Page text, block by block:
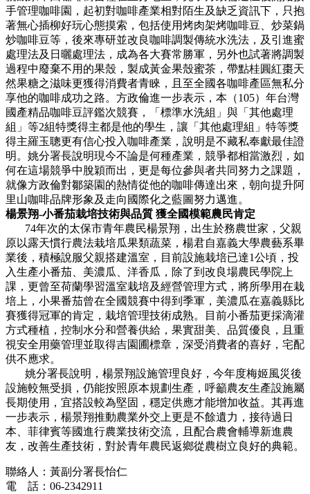
手管理咖啡園，起初對咖啡產業相對陌生及缺乏資訊下，只抱
著無心插柳好玩心態摸索，包括使用烤肉架烤咖啡豆、炒菜鍋
炒咖啡豆等，後來專研並改良咖啡調製傳統水洗法，及引進蜜
處理法及日曬處理法，成為各大賽常勝軍，另外也試著將調製
過程中廢棄不用的果殼，製成黃金果殼蜜茶，帶點桂圓紅棗天
然果糖之滋味更獲得消費者青睞，且至全國各咖啡產區無私分
享他的咖啡成功之路。方政倫進一步表示，本（105）年台灣
國產精品咖啡豆評鑑次競賽，「標準水洗組」與「其他處理
組」等2組特獎得主都是他的學生，讓「其他處理組」特等獎
得主羅玉聰更有信心投入咖啡產業，說明是不藏私奉獻最佳證
明。姚分署長說明現今不論是何種產業，競爭都相當激烈，如
何在這場競爭中脫穎而出，更是每位參與者共同努力之課題，
就像方政倫對鄒築園的熱情從他的咖啡傳達出來，朝向提升阿
里山咖啡品牌形象及走向國際化之藍圖努力邁進。
楊景翔-小番茄栽培技術與品質 獲全國模範農民肯定
74年次的太保市青年農民楊景翔，出生於務農世家，父親
原以露天慣行農法栽培瓜果類蔬菜，楊君自嘉義大學農藝系畢
業後，積極說服父親搭建溫室，目前設施栽培已達1公頃，投
入生產小番茄、美濃瓜、洋香瓜，除了到改良場農民學院上
課，更曾至荷蘭學習溫室栽培及經營管理方式，將所學用在栽
培上，小果番茄曾在全國競賽中得到季軍，美濃瓜在嘉義縣比
賽獲得冠軍的肯定，栽培管理技術成熟。目前小番茄更採滴灌
方式種植，控制水分和營養供給，果實甜美、品質優良，且重
視安全用藥管理並取得吉園圃標章，深受消費者的喜好，宅配
供不應求。
姚分署長說明，楊景翔設施管理良好，今年度梅姬風災後
設施較無受損，仍能按照原本規劃生產，呼籲農友生產設施屬
長期使用，宜搭設較為堅固，穩定供應才能增加收益。其再進
一步表示，楊景翔推動農業外交上更是不餘遺力，接待過日
本、菲律賓等國進行農業技術交流，且配合農會輔導新進農
友，改善生產技術，對於青年農民返鄉從農樹立良好的典範。
聯絡人：黃副分署長怡仁
電 話：06-2342911